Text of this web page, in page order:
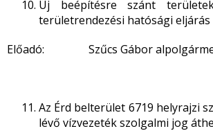
Új beépítésre szánt
területrendezési hatósági
Előadó: Szűcs Gábor
Az Érd belterület 6719 helyrajzi
lévő vízvezeték szolgalmi jog